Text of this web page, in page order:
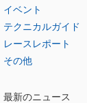
イベント
テクニカルガイド
レースレポート
その他
最新のニュース